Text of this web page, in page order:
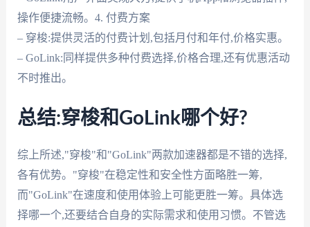
操作便捷流畅。4. 付费方案
– 穿梭:提供灵活的付费计划,包括月付和年付,价格实惠。
– GoLink:同样提供多种付费选择,价格合理,还有优惠活动
不时推出。
总结:穿梭和GoLink哪个好?
综上所述,"穿梭"和"GoLink"两款加速器都是不错的选择,
各有优势。"穿梭"在稳定性和安全性方面略胜一筹,
而"GoLink"在速度和使用体验上可能更胜一筹。具体选
择哪一个,还要结合自身的实际需求和使用习惯。不管选